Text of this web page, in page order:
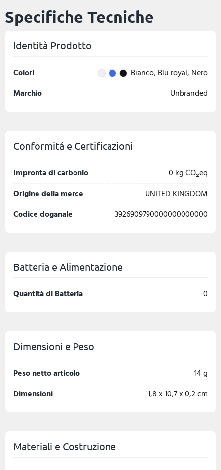
Specifiche Tecniche
Identità Prodotto
Colori
Bianco, Blu royal, Nero
Marchio
Unbranded
Conformitá e Certificazioni
Impronta di carbonio
0 kg CO₂eq
Origine della merce
UNITED KINGDOM
Codice doganale
3926909790000000000000
Batteria e Alimentazione
Quantità di Batteria 0
Dimensioni e Peso
Peso netto articolo
14 g
Dimensioni
11,8 x 10,7 x 0,2 cm
Materiali e Costruzione